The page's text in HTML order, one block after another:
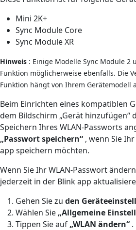
Mini 2K+
Sync Module Core
Sync Module XR
Hinweis : Einige Modelle Sync Module 2
Funktion möglicherweise ebenfalls. Die
Funktion hängt von Ihrem Gerätemodell
Beim Einrichten eines kompatiblen
dem Bildschirm „Gerät hinzufügen“
Speichern Ihres WLAN-Passworts
„Passwort speichern“ , wenn Sie
app speichern möchten.
Wenn Sie Ihr WLAN-Passwort
jederzeit in der Blink app
Gehen Sie zu den
Wählen Sie „Allgemeine
Tippen Sie auf „WLAN ändern“ .